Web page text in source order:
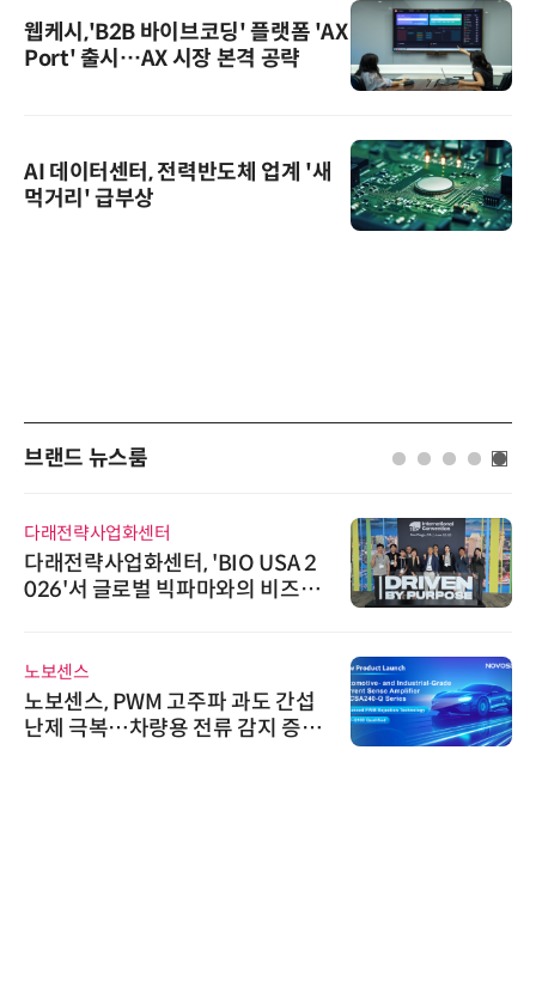
웹케시,'B2B 바이브코딩' 플랫폼 'AX
Port' 출시…AX 시장 본격 공략
AI 데이터센터, 전력반도체 업계 '새
먹거리' 급부상
브랜드 뉴스룸
다래전략사업화센터
다래전략사업화센터, 'BIO USA 2
026'서 글로벌 빅파마와의 비즈니
노보센스
노보센스, PWM 고주파 과도 간섭
난제 극복…차량용 전류 감지 증폭